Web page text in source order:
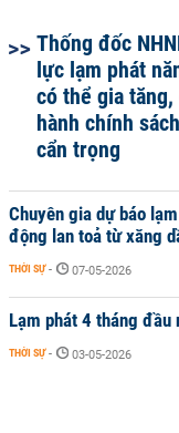
Thống đốc
lực lạm phát
có thể gia
hành chính
cẩn trọng
Chuyên gia dự báo
động lan toả từ xăng
THỜI SỰ - 07-05-2026
Lạm phát 4 tháng đầu
THỜI SỰ - 03-05-2026